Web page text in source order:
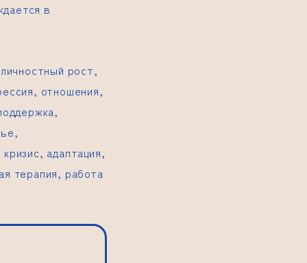
в
рост,
отношения,
адаптация,
терапия, работа